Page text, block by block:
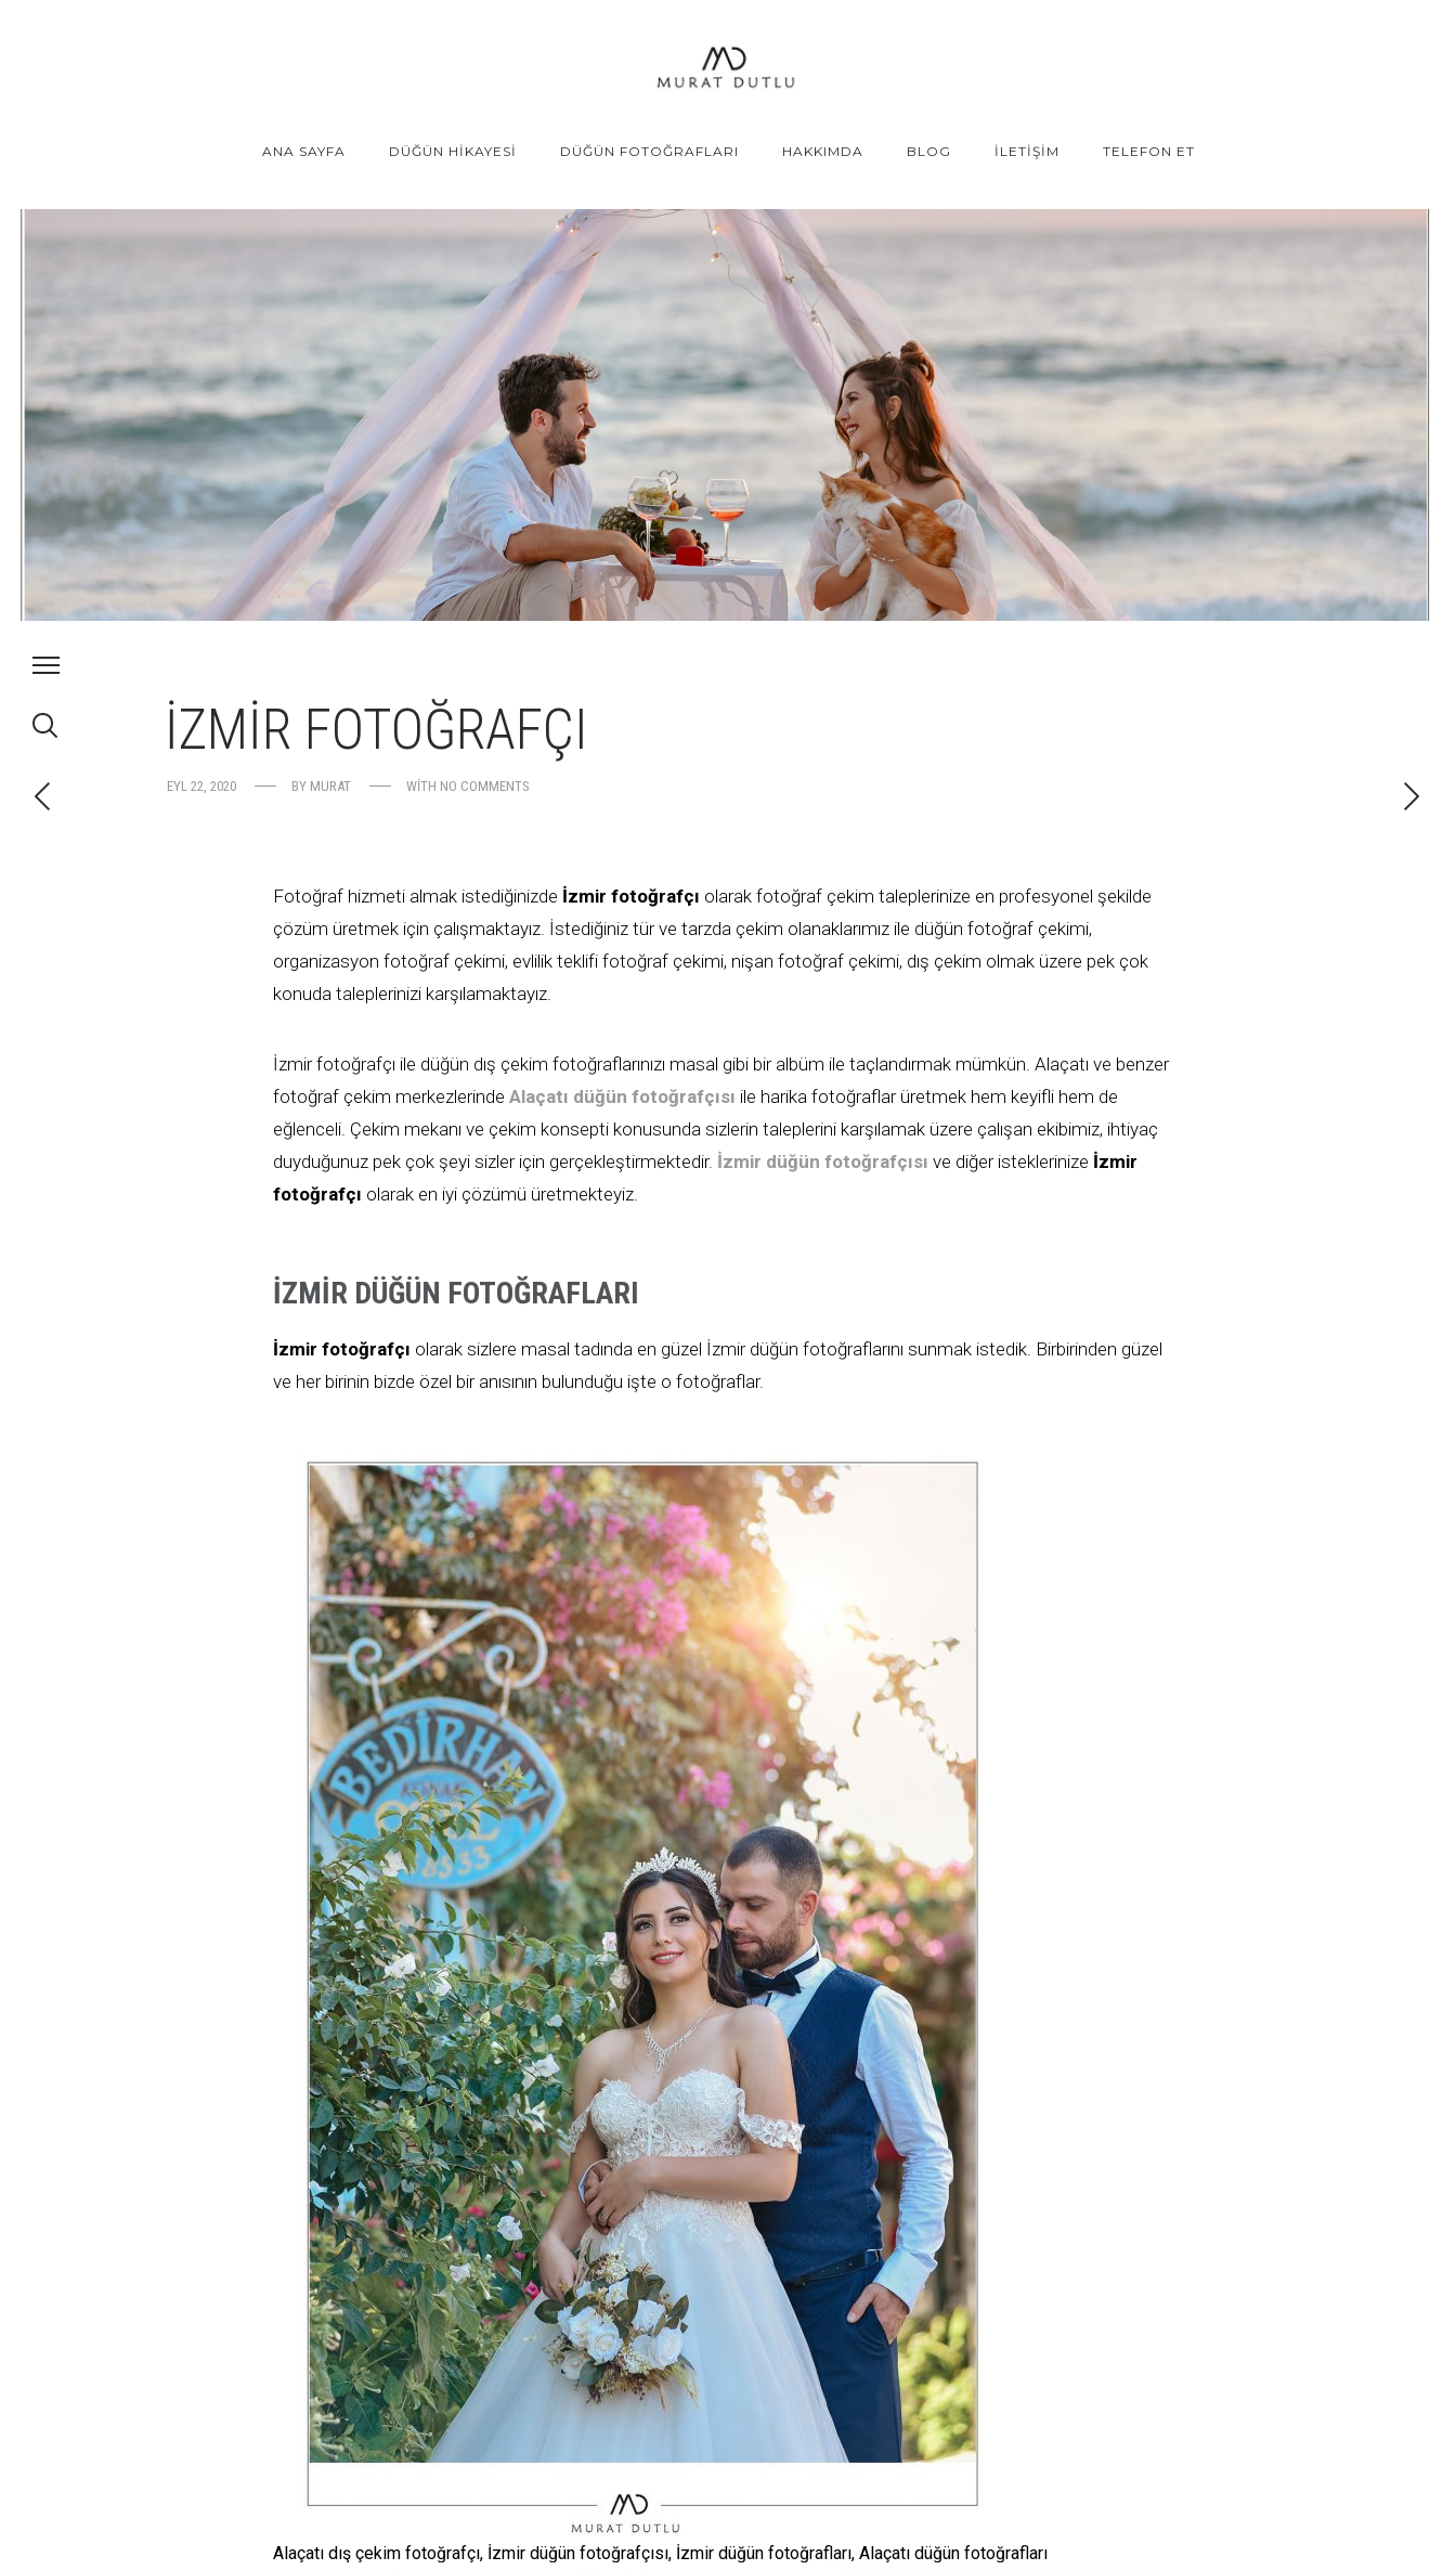
ANA SAYFA DÜĞÜN HİKAYESİ DÜĞÜN FOTOĞRAFLARI HAKKIMDA BLOG İLETİŞİM TELEFON ET
İZMIR FOTOĞRAFÇI
EYL 22, 2020 BY MURAT WITH NO COMMENTS
Fotoğraf hizmeti almak istediğinizde İzmir fotoğrafçı olarak fotoğraf çekim taleplerinize en profesyonel şekilde
çözüm üretmek için çalışmaktayız. İstediğiniz tür ve tarzda çekim olanaklarımız ile düğün fotoğraf çekimi,
organizasyon fotoğraf çekimi, evlilik teklifi fotoğraf çekimi, nişan fotoğraf çekimi, dış çekim olmak üzere pek çok
konuda taleplerinizi karşılamaktayız.
İzmir fotoğrafçı ile düğün dış çekim fotoğraflarınızı masal gibi bir albüm ile taçlandırmak mümkün. Alaçatı ve benzer
fotoğraf çekim merkezlerinde Alaçatı düğün fotoğrafçısı ile harika fotoğraflar üretmek hem keyifli hem de
eğlenceli. Çekim mekanı ve çekim konsepti konusunda sizlerin taleplerini karşılamak üzere çalışan ekibimiz, ihtiyaç
duyduğunuz pek çok şeyi sizler için gerçekleştirmektedir. İzmir düğün fotoğrafçısı ve diğer isteklerinize İzmir
fotoğrafçı olarak en iyi çözümü üretmekteyiz.
İZMIR DÜĞÜN FOTOĞRAFLARI
İzmir fotoğrafçı olarak sizlere masal tadında en güzel İzmir düğün fotoğraflarını sunmak istedik. Birbirinden güzel
ve her birinin bizde özel bir anısının bulunduğu işte o fotoğraflar.
Alaçatı dış çekim fotoğrafçı, İzmir düğün fotoğrafçısı, İzmir düğün fotoğrafları, Alaçatı düğün fotoğrafları